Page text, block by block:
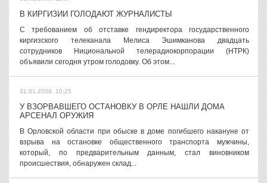
В КИРГИЗИИ ГОЛОДАЮТ ЖУРНАЛИСТЫ
С требованием об отставке гендиректора государственного
киргизского телеканала Мелиса Эшимканова двадцать
сотрудников Нициональной телерадиокорпорации (НТРК)
объявили сегодня утром голодовку. Об этом...
31.01.2008, 10:25
У ВЗОРВАВШЕГО ОСТАНОВКУ В ОРЛЕ НАШЛИ ДОМА
АРСЕНАЛ ОРУЖИЯ
В Орловской области при обыске в доме погибшего накануне от
взрыва на остановке общественного транспорта мужчины,
который, по предварительным данным, стал виновником
происшествия, обнаружен склад...